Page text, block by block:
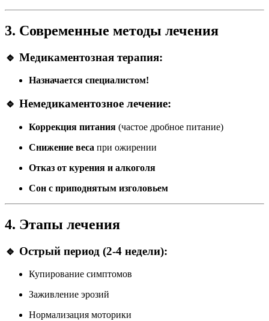
3. Современные методы лечения
🔹 Медикаментозная терапия:
Назначается специалистом!
🔹 Немедикаментозное лечение:
Коррекция питания (частое дробное питание)
Снижение веса при ожирении
Отказ от курения и алкоголя
Сон с приподнятым изголовьем
4. Этапы лечения
🔹 Острый период (2-4 недели):
Купирование симптомов
Заживление эрозий
Нормализация моторики